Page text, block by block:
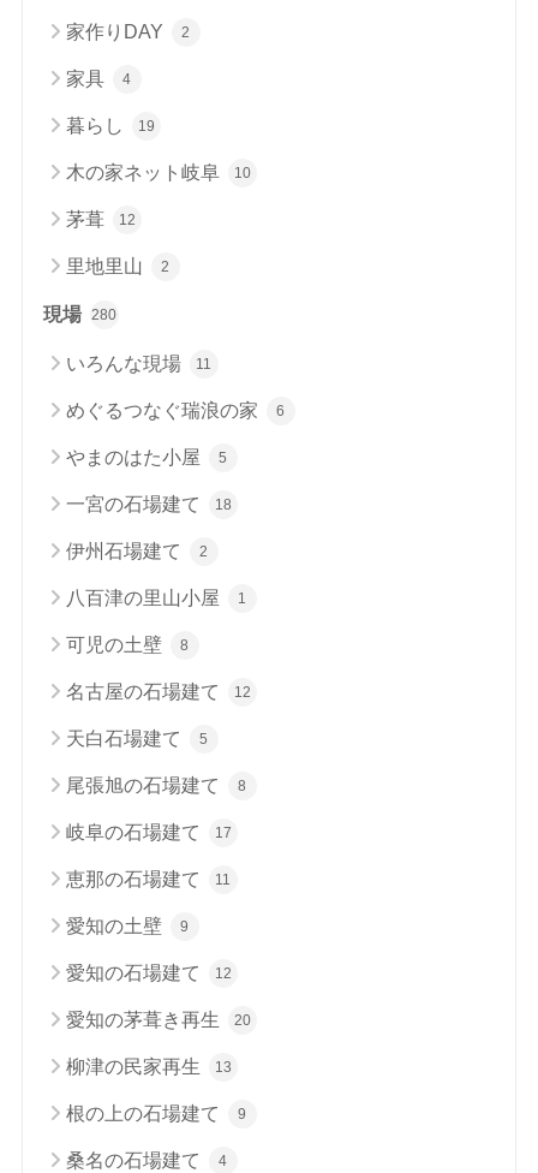
家作りDAY 2
家具 4
暮らし 19
木の家ネット岐阜 10
茅葺 12
里地里山 2
現場 280
いろんな現場 11
めぐるつなぐ瑞浪の家 6
やまのはた小屋 5
一宮の石場建て 18
伊州石場建て 2
八百津の里山小屋 1
可児の土壁 8
名古屋の石場建て 12
天白石場建て 5
尾張旭の石場建て 8
岐阜の石場建て 17
恵那の石場建て 11
愛知の土壁 9
愛知の石場建て 12
愛知の茅葺き再生 20
柳津の民家再生 13
根の上の石場建て 9
桑名の石場建て 4